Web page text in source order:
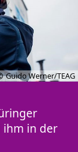
Guido Werner/TEAG
ihm in der